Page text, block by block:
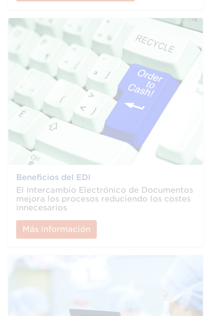
Beneficios del EDI
El Intercambio Electrónico de Documentos
mejora los procesos reduciendo los costes
innecesarios
Más información